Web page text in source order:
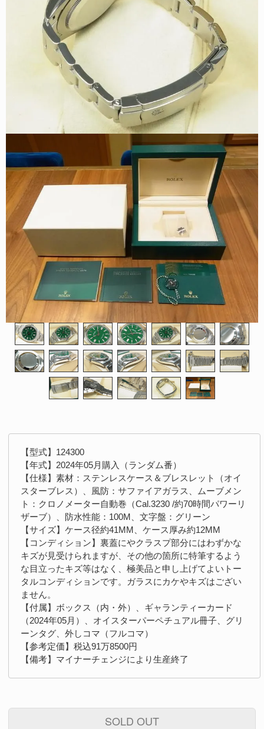
【型式】124300
【年式】2024年05月購入（ランダム番）
【仕様】素材：ステンレスケース＆ブレスレット（オイ
スターブレス）、風防：サファイアガラス、ムーブメン
ト：クロノメーター自動巻（Cal.3230 /約70時間パワーリ
ザーブ）、防水性能：100M、文字盤：グリーン
【サイズ】ケース径約41MM、ケース厚み約12MM
【コンディション】裏蓋にやクラスプ部分にはわずかな
キズが見受けられますが、その他の箇所に特筆するよう
な目立ったキズ等はなく、極美品と申し上げてよいトー
タルコンディションです。ガラスにカケやキズはござい
ません。
【付属】ボックス（内・外）、ギャランティーカード
（2024年05月）、オイスターパーペチュアル冊子、グリ
ーンタグ、外しコマ（フルコマ）
【参考定価】税込91万8500円
【備考】マイナーチェンジにより生産終了
SOLD OUT